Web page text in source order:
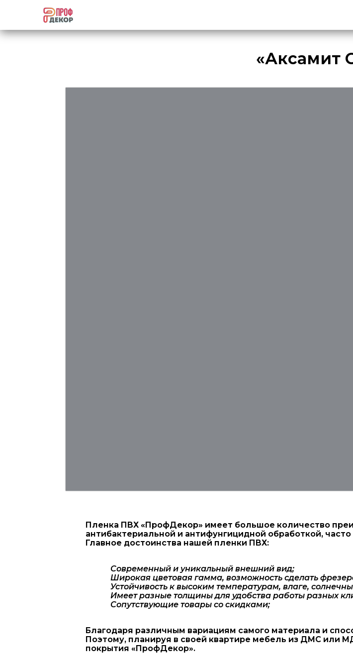
«Аксамит
Пленка ПВХ «ПрофДекор» имеет большое количество
антибактериальной и антифунгицидной обработкой,
Главное достоинства нашей пленки ПВХ:
Современный и уникальный внешний вид;
Широкая цветовая гамма, возможность сделать
Устойчивость к высоким температурам, влаге,
Имеет разные толщины для удобства работы разных
Сопутствующие товары со скидками;
Благодаря различным вариациям самого материала и
Поэтому, планируя в своей квартире мебель из ДМС или
покрытия «ПрофДекор».